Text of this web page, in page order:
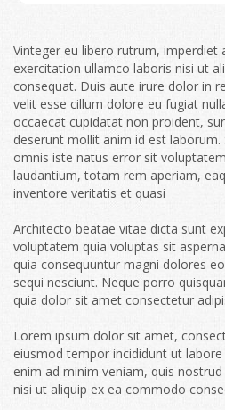
Vinteger eu libero rutrum, imperdiet
exercitation ullamco laboris nisi ut
consequat. Duis aute irure dolor in
velit esse cillum dolore eu fugiat
occaecat cupidatat non proident,
deserunt mollit anim id est laborum.
omnis iste natus error sit
laudantium, totam rem aperiam,
inventore veritatis et quasi
Architecto beatae vitae dicta sunt
voluptatem quia voluptas sit
quia consequuntur magni dolores
sequi nesciunt. Neque porro
quia dolor sit amet consectetur
Lorem ipsum dolor sit amet,
eiusmod tempor incididunt ut
enim ad minim veniam, quis
nisi ut aliquip ex ea commodo